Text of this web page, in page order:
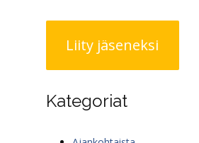
Liity jäseneksi
Kategoriat